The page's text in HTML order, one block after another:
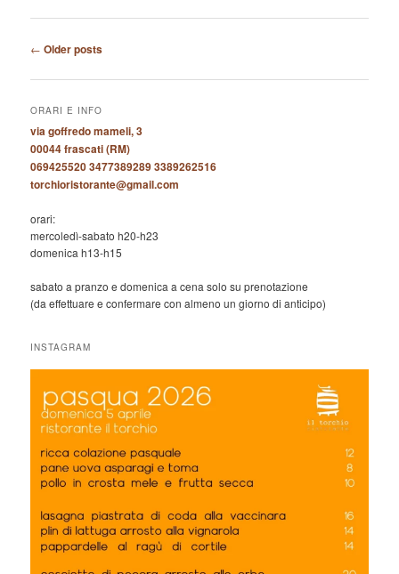
Post
← Older posts
ORARI E INFO
via goffredo mameli, 3
00044 frascati (RM)
069425520 3477389289 3389262516
torchioristorante@gmail.com
orari:
mercoledì-sabato h20-h23
domenica h13-h15
sabato a pranzo e domenica a cena solo su prenotazione
(da effettuare e confermare con almeno un giorno di anticipo)
INSTAGRAM